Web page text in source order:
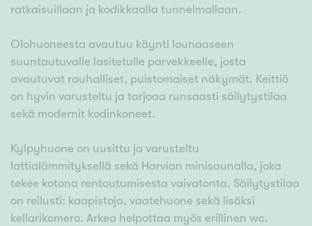
ratkaisuillaan ja kodikkaalla tunnelmallaan.
Olohuoneesta avautuu käynti lounaaseen
suuntautuvalle lasitetulle parvekkeelle, josta
avautuvat rauhalliset, puistomaiset näkymät. Keittiö
on hyvin varusteltu ja tarjoaa runsaasti säilytystilaa
sekä modernit kodinkoneet.
Kylpyhuone on uusittu ja varusteltu
lattialämmityksellä sekä Harvian minisaunalla, joka
tekee kotona rentoutumisesta vaivatonta. Säilytystilaa
on reilusti: kaapistoja, vaatehuone sekä lisäksi
kellarikomero. Arkea helpottaa myös erillinen wc.